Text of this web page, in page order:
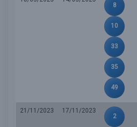
8
10
33
35
49
21/11/2023
17/11/2023
2